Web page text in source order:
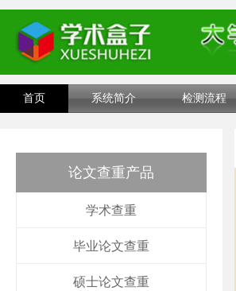
首页 系统简介 检测流程
论文查重产品
学术查重
毕业论文查重
硕士论文查重